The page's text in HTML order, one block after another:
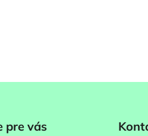
pre vás